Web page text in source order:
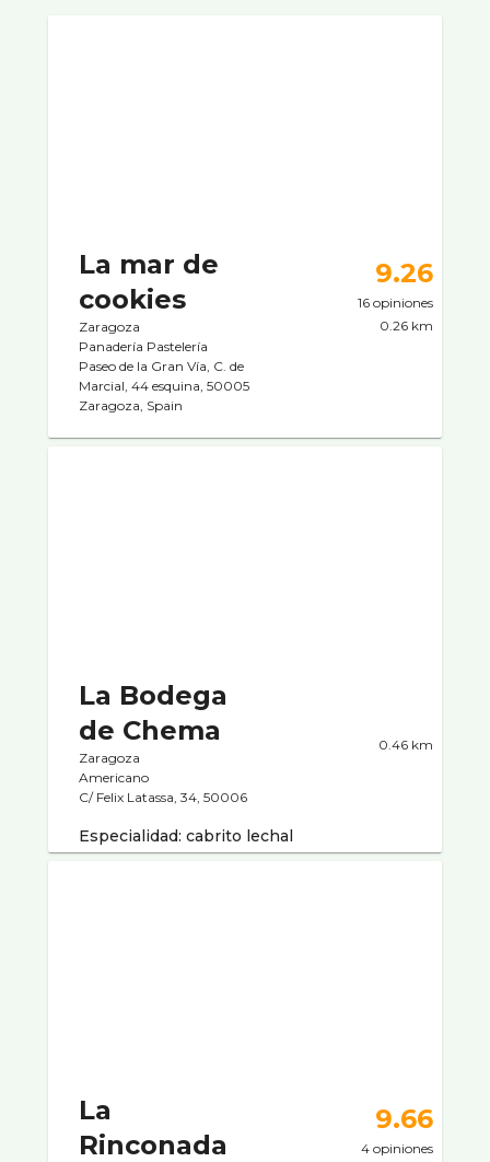
La mar de
cookies
Zaragoza
Panaderí­a Pastelerí­a
Paseo de la Gran Vía, C. de
Marcial, 44 esquina, 50005
Zaragoza, Spain
9.26
16 opiniones
0.26 km
La Bodega
de Chema
Zaragoza
Americano
C/ Felix Latassa, 34, 50006
0.46 km
Especialidad: cabrito lechal
La
Rinconada
9.66
4 opiniones